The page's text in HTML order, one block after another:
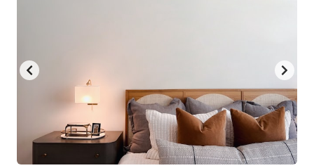
dates.
dates.